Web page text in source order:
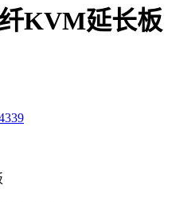
KVM延长板